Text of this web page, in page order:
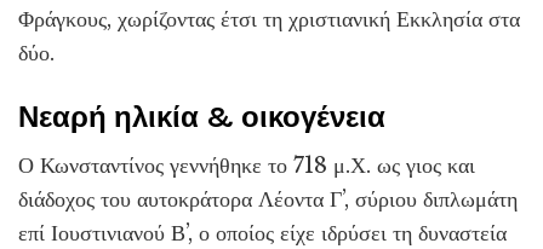
Φράγκους, χωρίζοντας έτσι τη χριστιανική Εκκλησία στα
δύο.
Νεαρή ηλικία & οικογένεια
Ο Κωνσταντίνος γεννήθηκε το 718 μ.Χ. ως γιος και
διάδοχος του αυτοκράτορα Λέοντα Γ’, σύριου διπλωμάτη
επί Ιουστινιανού Β’, ο οποίος είχε ιδρύσει τη δυναστεία